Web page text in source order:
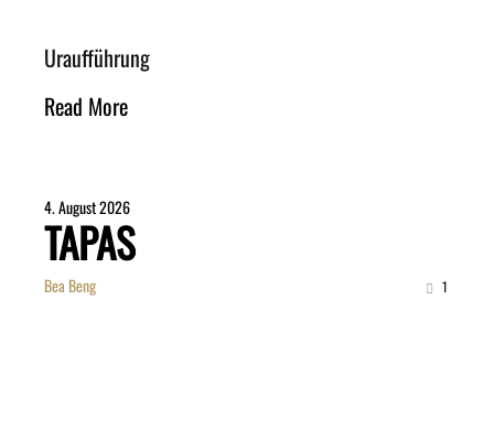
Uraufführung
Read More
4. August 2026
TAPAS
Bea Beng 1